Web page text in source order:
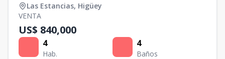
Las Estancias, Higüey
VENTA
US$ 840,000
4
Hab.
4
Baños